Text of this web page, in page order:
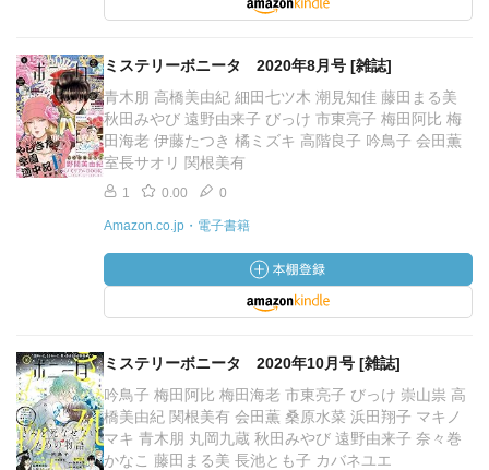
ミステリーボニータ 2020年8月号 [雑誌]
青木朋 高橋美由紀 細田七ツ木 潮見知佳 藤田まる美
秋田みやび 遠野由来子 びっけ 市東亮子 梅田阿比 梅
田海老 伊藤たつき 橘ミズキ 高階良子 吟鳥子 会田薫
室長サオリ 関根美有
1 0.00 0
Amazon.co.jp・電子書籍
ミステリーボニータ 2020年10月号 [雑誌]
吟鳥子 梅田阿比 梅田海老 市東亮子 びっけ 崇山祟 高
橋美由紀 関根美有 会田薫 桑原水菜 浜田翔子 マキノ
マキ 青木朋 丸岡九蔵 秋田みやび 遠野由来子 奈々巻
かなこ 藤田まる美 長池とも子 カバネユエ